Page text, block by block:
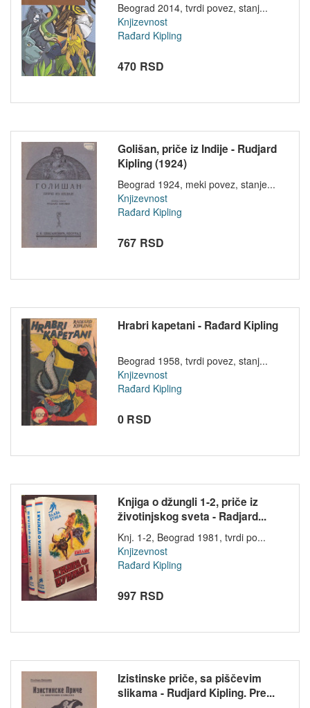
Beograd 2014, tvrdi povez, stanj...
Knjizevnost
Rađard Kipling
470 RSD
Golišan, priče iz Indije - Rudjard
Kipling (1924)
Beograd 1924, meki povez, stanje...
Knjizevnost
Rađard Kipling
767 RSD
Hrabri kapetani - Rađard Kipling
Beograd 1958, tvrdi povez, stanj...
Knjizevnost
Rađard Kipling
0 RSD
Knjiga o džungli 1-2, priče iz
životinjskog sveta - Radjard...
Knj. 1-2, Beograd 1981, tvrdi po...
Knjizevnost
Rađard Kipling
997 RSD
Izistinske priče, sa piščevim
slikama - Rudjard Kipling. Pre...